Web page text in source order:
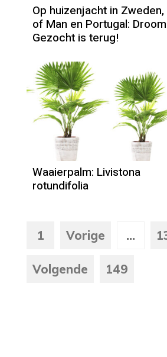
Op huizenjacht in
of Man en Portugal:
Gezocht is terug!
Waaierpalm: Livistona
rotundifolia
1 Vorige ...
Volgende 149